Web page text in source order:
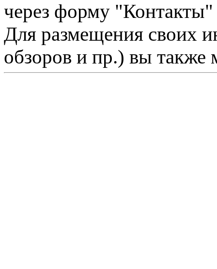
через форму "Контакты"
Для размещения своих
обзоров и пр.) вы также